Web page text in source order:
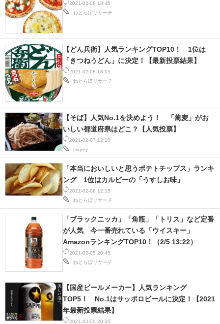
2021-02-08 18:45
ねとらぼリサーチ
2021-02-08 18:05
ねとらぼリサーチ
【どん兵衛】人気ランキングTOP10！ 1位は
「きつねうどん」に決定！【最新投票結果】
2021-02-07 12:10
Dopey
【そば】人気No.1を決めよう！ 「蕎麦」がお
いしい都道府県はどこ？【人気投票】
2021-02-06 12:15
ねとらぼリサーチ
「本当においしいと思うポテトチップス」ランキ
ング 1位はカルビーの「うすしお味」
2021-02-05 20:45
ねとらぼリサーチ
「ブラックニッカ」「角瓶」「トリス」など定番
が人気 今一番売れている「ウイスキー」
AmazonランキングTOP10！（2/5 13:22）
2021-02-05 20:35
【国産ビールメーカー】人気ランキング
TOP5！ No.1はサッポロビールに決定！【2021
年最新投票結果】